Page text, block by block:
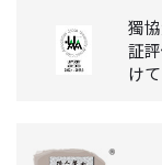
獨
証
け